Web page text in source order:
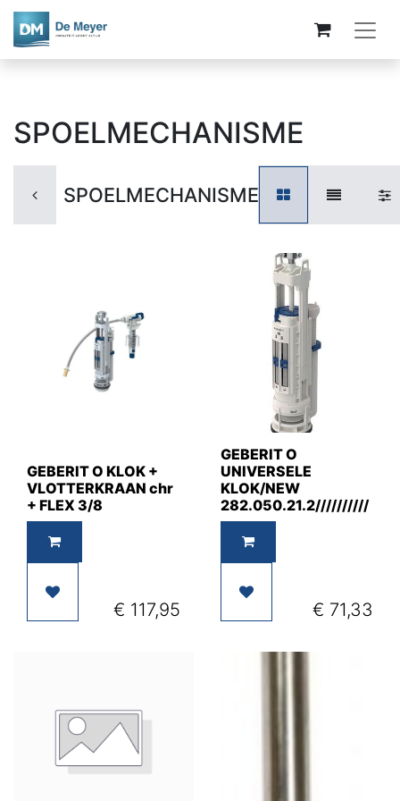
SPOELMECHANISME
SPOELMECHANISME
GEBERIT O KLOK +
VLOTTERKRAAN chr
+ FLEX 3/8
€ 117,95
GEBERIT O
UNIVERSELE
KLOK/NEW
282.050.21.2//////////
€ 71,33